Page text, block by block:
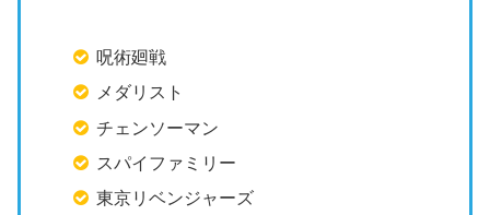
呪術廻戦
メダリスト
チェンソーマン
スパイファミリー
東京リベンジャーズ